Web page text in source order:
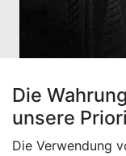
Die
unsere
Die Verwendung